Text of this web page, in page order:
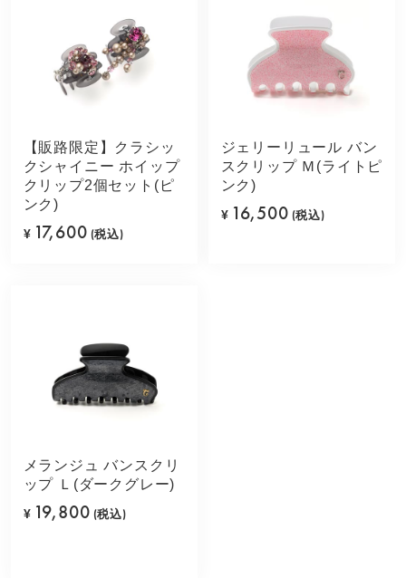
【販路限定】クラシッ
クシャイニー ホイップ
クリップ2個セット(ピ
ンク)
¥ 17,600 (税込)
ジェリーリュール バン
スクリップ Ｍ(ライトピ
ンク)
¥ 16,500 (税込)
メランジュ バンスクリ
ップ Ｌ(ダークグレー)
¥ 19,800 (税込)